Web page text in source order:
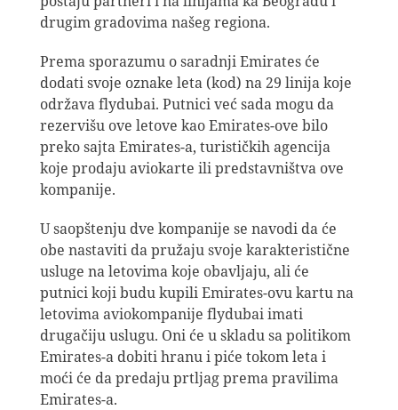
drugim gradovima našeg regiona.
Prema sporazumu o saradnji Emirates će
dodati svoje oznake leta (kod) na 29 linija koje
održava flydubai. Putnici već sada mogu da
rezervišu ove letove kao Emirates-ove bilo
preko sajta Emirates-a, turističkih agencija
koje prodaju aviokarte ili predstavništva ove
kompanije.
U saopštenju dve kompanije se navodi da će
obe nastaviti da pružaju svoje karakteristične
usluge na letovima koje obavljaju, ali će
putnici koji budu kupili Emirates-ovu kartu na
letovima aviokompanije flydubai imati
drugačiju uslugu. Oni će u skladu sa politikom
Emirates-a dobiti hranu i piće tokom leta i
moći će da predaju prtljag prema pravilima
Emirates-a.